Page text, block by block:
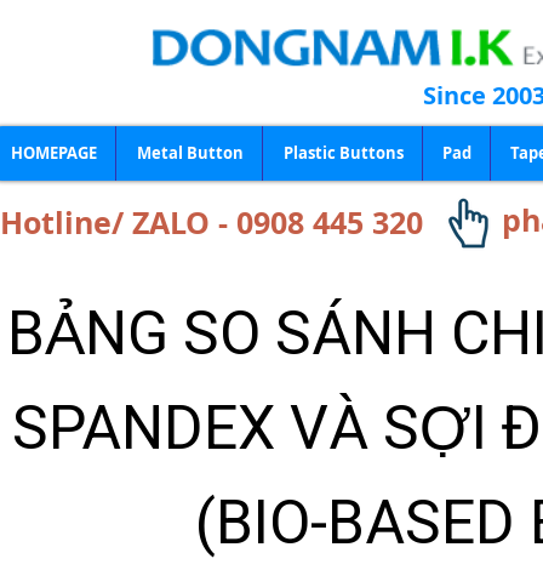
Since
HOMEPAGE Metal Button Plastic Buttons Pad
Hotline/ ZALO - 0908 445 320
BẢNG SO SÁNH
SPANDEX VÀ SỢI
(BIO-BASED